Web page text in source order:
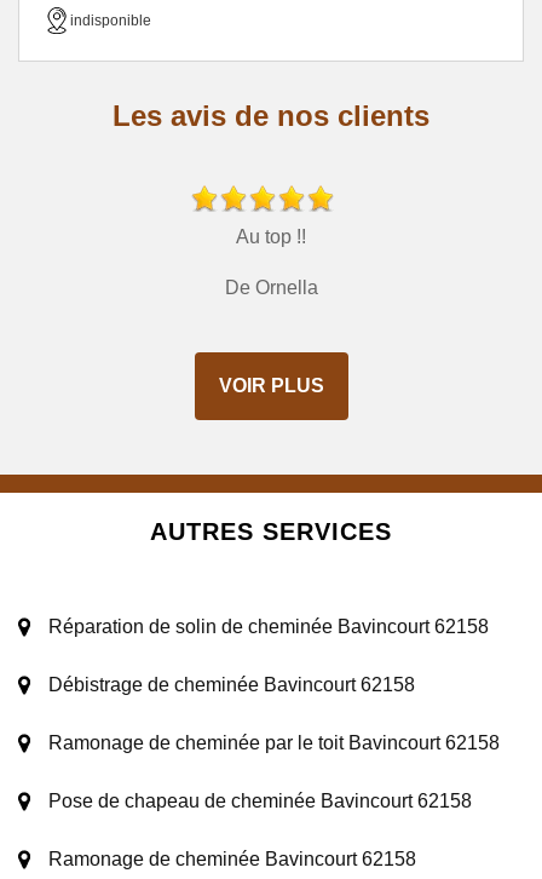
indisponible
Les avis de nos clients
Au top !!
De Ornella
VOIR PLUS
AUTRES SERVICES
Réparation de solin de cheminée Bavincourt 62158
Débistrage de cheminée Bavincourt 62158
Ramonage de cheminée par le toit Bavincourt 62158
Pose de chapeau de cheminée Bavincourt 62158
Ramonage de cheminée Bavincourt 62158